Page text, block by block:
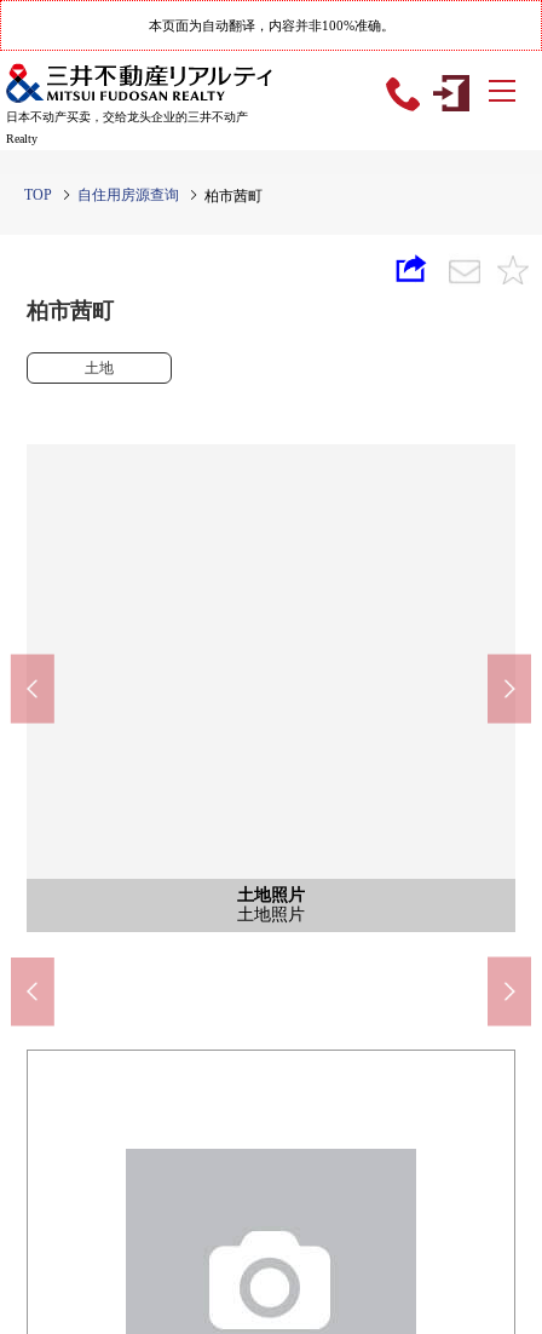
本页面为自动翻译，内容并非100%准确。
日本不动产买卖，交给龙头企业的三井不动产
Realty
TOP 自住用房源查询 柏市茜町
柏市茜町
土地
土地照片
土地照片
土地照片
土地照片
土地照片
土地照片
土地照片
土地照片
含有前面道路的外观
前面道路
含有前面道路的外观
前面道路
7-Eleven柏关场町商店(约400m)
柏市立名户谷小学(约750m)
柏市立柏第4中学(约850m)